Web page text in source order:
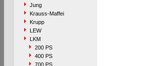
Jung
Krauss-Maffei
Krupp
LEW
LKM
200 PS
400 PS
700 PS